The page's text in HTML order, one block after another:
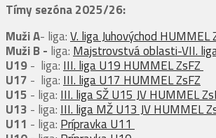
Tímy sezóna 2025/26:
MužiA- liga:V. liga Juhovýchod HUMMEL
Muži B - liga: Majstrovstvá oblasti-VII.
U19- liga: III. liga U19 HUMMEL ZsFZ
U17 - liga: III. liga U17 HUMMEL ZsFZ
U15 - liga: III. liga SŽ U15 JV HUMMEL
U13 - liga: III. liga MŽ U13 JV HUMMEL
U11 - liga: Prípravka U11